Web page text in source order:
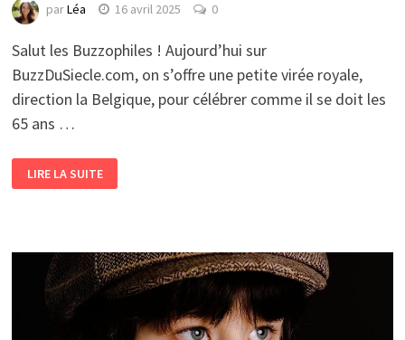
parLéa 16 avril 2025 0
Salut les Buzzophiles ! Aujourd’hui sur
BuzzDuSiecle.com, on s’offre une petite virée royale,
direction la Belgique, pour célébrer comme il se doit les
65 ans …
LIRE LA SUITE